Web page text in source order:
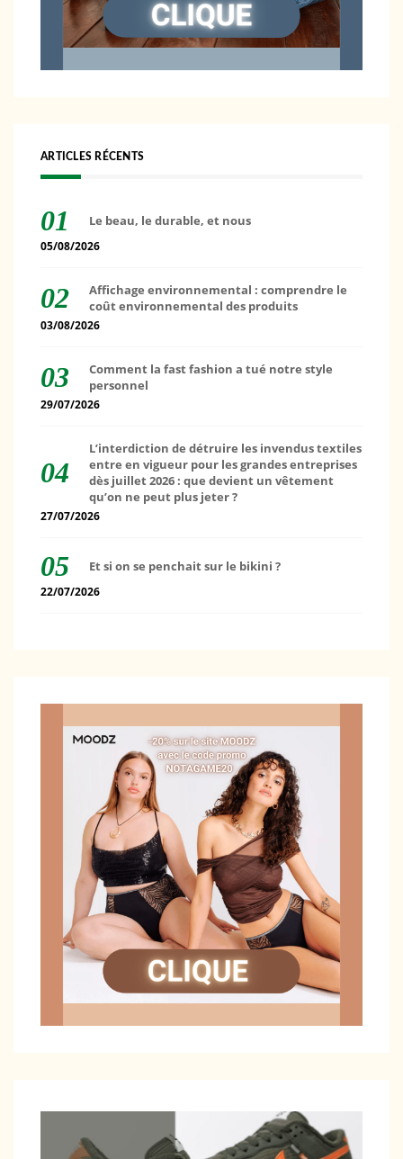
ARTICLES RÉCENTS
Le beau, le durable, et nous
05/08/2026
Affichage environnemental : comprendre le
coût environnemental des produits
03/08/2026
Comment la fast fashion a tué notre style
personnel
29/07/2026
L’interdiction de détruire les invendus textiles
entre en vigueur pour les grandes entreprises
dès juillet 2026 : que devient un vêtement
qu’on ne peut plus jeter ?
27/07/2026
Et si on se penchait sur le bikini ?
22/07/2026